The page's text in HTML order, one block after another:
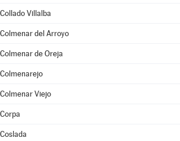
Collado Villalba
Colmenar del Arroyo
Colmenar de Oreja
Colmenarejo
Colmenar Viejo
Corpa
Coslada